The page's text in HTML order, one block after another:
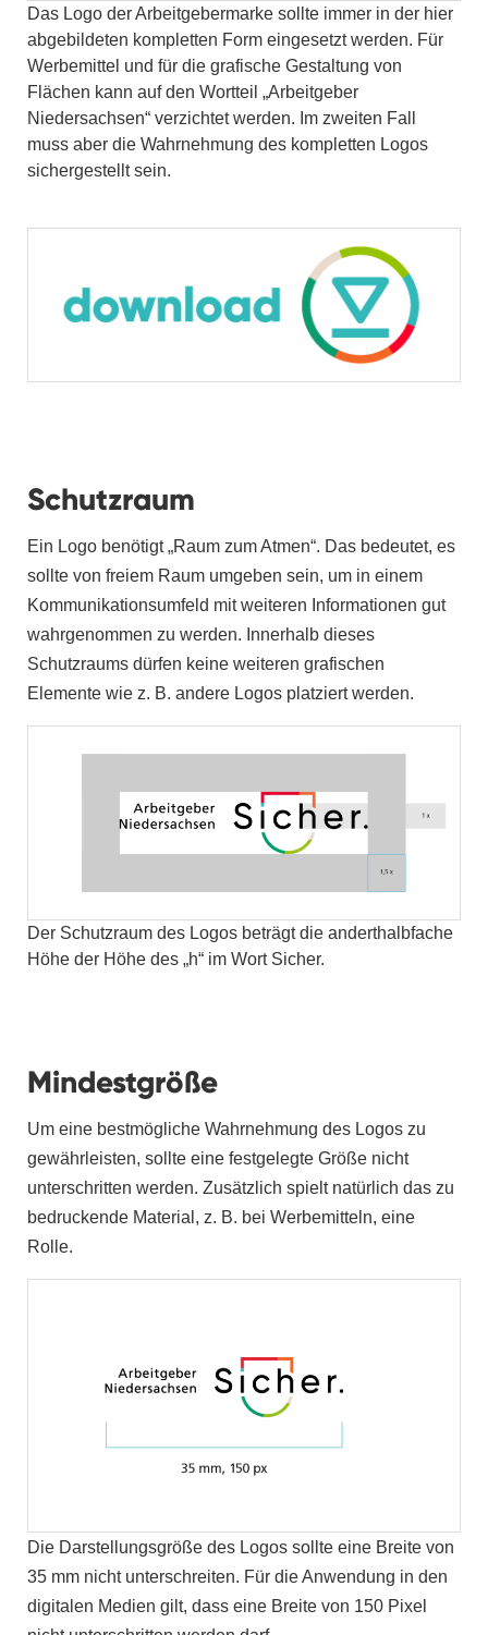
Das Logo der Arbeitgebermarke sollte immer in der hier
abgebildeten kompletten Form eingesetzt werden. Für
Werbemittel und für die grafische Gestaltung von
Flächen kann auf den Wortteil „Arbeitgeber
Niedersachsen“ verzichtet werden. Im zweiten Fall
muss aber die Wahrnehmung des kompletten Logos
sichergestellt sein.
Schutzraum
Ein Logo benötigt „Raum zum Atmen“. Das bedeutet, es
sollte von freiem Raum umgeben sein, um in einem
Kommunikationsumfeld mit weiteren Informationen gut
wahrgenommen zu werden. Innerhalb dieses
Schutzraums dürfen keine weiteren grafischen
Elemente wie z. B. andere Logos platziert werden.
Der Schutzraum des Logos beträgt die anderthalbfache
Höhe der Höhe des „h“ im Wort Sicher.
Mindestgröße
Um eine bestmögliche Wahrnehmung des Logos zu
gewährleisten, sollte eine festgelegte Größe nicht
unterschritten werden. Zusätzlich spielt natürlich das zu
bedruckende Material, z. B. bei Werbemitteln, eine
Rolle.
Die Darstellungsgröße des Logos sollte eine Breite von
35 mm nicht unterschreiten. Für die Anwendung in den
digitalen Medien gilt, dass eine Breite von 150 Pixel